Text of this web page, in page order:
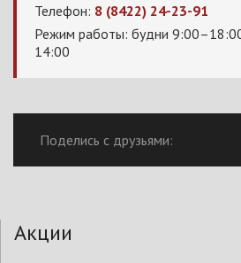
Телефон: 8 (8422) 24-23-91
Режим работы: будни
14:00
Поделись с друзьями:
Акции